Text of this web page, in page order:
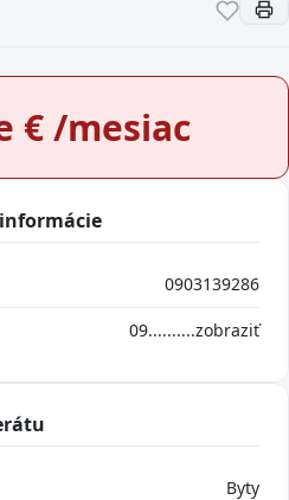
€ /mesiac
0903139286
09..........zobraziť
Byty